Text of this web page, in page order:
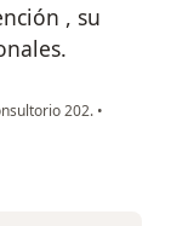
, su
202. •